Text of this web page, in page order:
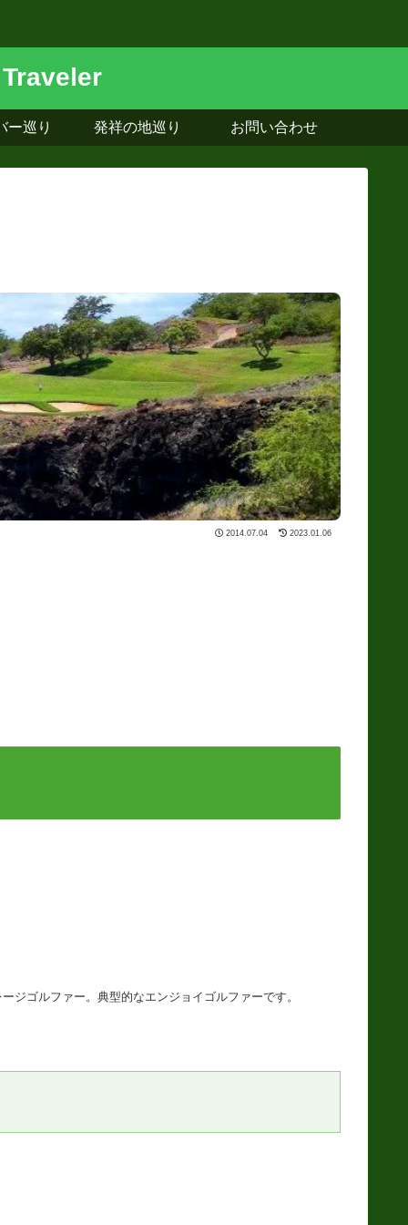
ー巡り 発祥の地巡り お問い合わせ
2014.07.04 2023.01.06
ジゴルファー。典型的なエンジョイゴルファーです。